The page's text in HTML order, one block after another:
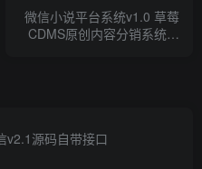
微信小说平台系统v1.0 草莓
CDMS原创内容分销系统免
v2.1源码自带接口